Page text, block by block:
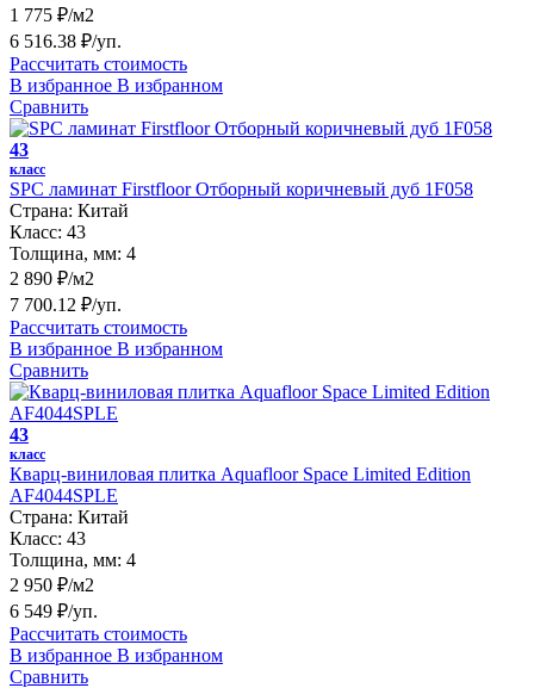
1 775 ₽/м2
6 516.38 ₽/уп.
Рассчитать стоимость
В избранное В избранном
Сравнить
43
класс
SPC ламинат Firstfloor Отборный коричневый дуб 1F058
Страна: Китай
Класс: 43
Толщина, мм: 4
2 890 ₽/м2
7 700.12 ₽/уп.
Рассчитать стоимость
В избранное В избранном
Сравнить
43
класс
Кварц-виниловая плитка Aquafloor Space Limited Edition
AF4044SPLE
Страна: Китай
Класс: 43
Толщина, мм: 4
2 950 ₽/м2
6 549 ₽/уп.
Рассчитать стоимость
В избранное В избранном
Сравнить